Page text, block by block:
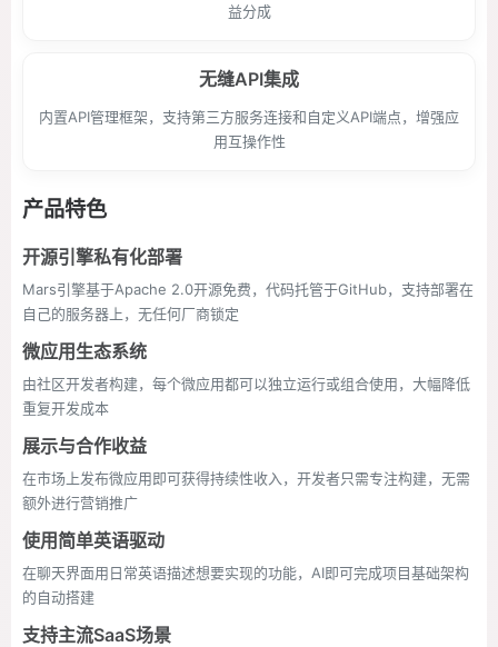
益分成
无缝API集成
内置API管理框架，支持第三方服务连接和自定义API端点，增强应
用互操作性
产品特色
开源引擎私有化部署
Mars引擎基于Apache 2.0开源免费，代码托管于GitHub，支持部署在
自己的服务器上，无任何厂商锁定
微应用生态系统
由社区开发者构建，每个微应用都可以独立运行或组合使用，大幅降低
重复开发成本
展示与合作收益
在市场上发布微应用即可获得持续性收入，开发者只需专注构建，无需
额外进行营销推广
使用简单英语驱动
在聊天界面用日常英语描述想要实现的功能，AI即可完成项目基础架构
的自动搭建
支持主流SaaS场景